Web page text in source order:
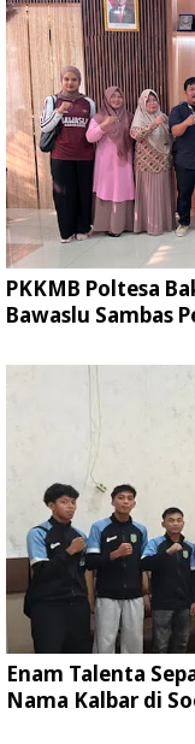
PKKMB Poltesa
Bawaslu Sambas
Enam Talenta
Nama Kalbar di